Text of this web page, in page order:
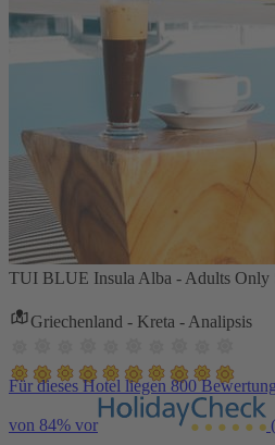
TUI BLUE Insula Alba - Adults Only
Griechenland - Kreta - Analipsis
Für dieses Hotel liegen 800
von 84% vor